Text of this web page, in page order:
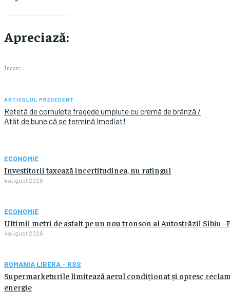
Apreciază:
Încarc...
ARTICOLUL PRECEDENT
Rețetă de cornulețe fragede umplute cu cremă de brânză /
Atât de bune că se termină imediat!
ECONOMIE
Investitorii taxează incertitudinea, nu ratingul
4 august 2026
ECONOMIE
Ultimii metri de asfalt pe un nou tronson al Autostrăzii
4 august 2026
ROMANIA LIBERA - RSS
Supermarketurile limitează aerul condiționat și opresc
energie